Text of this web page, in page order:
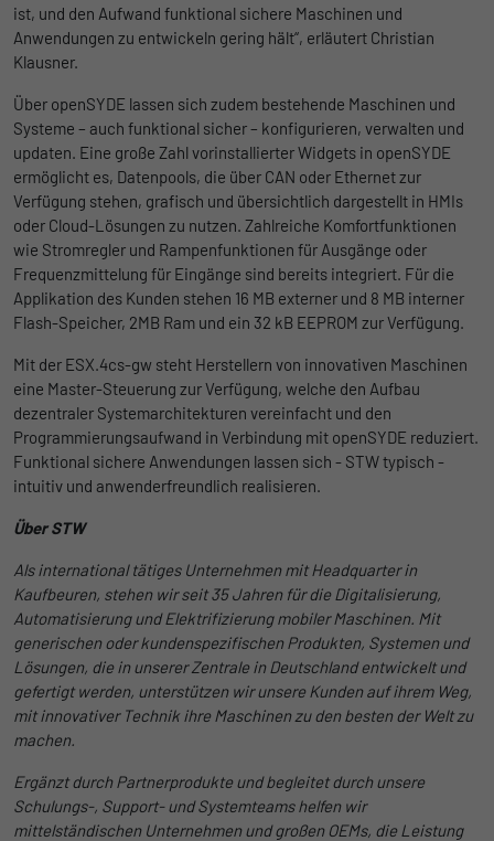
ist, und den Aufwand funktional sichere Maschinen und
Anwendungen zu entwickeln gering hält“, erläutert Christian
Klausner.
Über openSYDE lassen sich zudem bestehende Maschinen und
Systeme – auch funktional sicher – konfigurieren, verwalten und
updaten. Eine große Zahl vorinstallierter Widgets in openSYDE
ermöglicht es, Datenpools, die über CAN oder Ethernet zur
Verfügung stehen, grafisch und übersichtlich dargestellt in HMIs
oder Cloud-Lösungen zu nutzen. Zahlreiche Komfortfunktionen
wie Stromregler und Rampenfunktionen für Ausgänge oder
Frequenzmittelung für Eingänge sind bereits integriert. Für die
Applikation des Kunden stehen 16 MB externer und 8 MB interner
Flash-Speicher, 2MB Ram und ein 32 kB EEPROM zur Verfügung.
Mit der ESX.4cs-gw steht Herstellern von innovativen Maschinen
eine Master-Steuerung zur Verfügung, welche den Aufbau
dezentraler Systemarchitekturen vereinfacht und den
Programmierungsaufwand in Verbindung mit openSYDE reduziert.
Funktional sichere Anwendungen lassen sich - STW typisch -
intuitiv und anwenderfreundlich realisieren.
Über STW
Als international tätiges Unternehmen mit Headquarter in
Kaufbeuren, stehen wir seit 35 Jahren für die Digitalisierung,
Automatisierung und Elektrifizierung mobiler Maschinen. Mit
generischen oder kundenspezifischen Produkten, Systemen und
Lösungen, die in unserer Zentrale in Deutschland entwickelt und
gefertigt werden, unterstützen wir unsere Kunden auf ihrem Weg,
mit innovativer Technik ihre Maschinen zu den besten der Welt zu
machen.
Ergänzt durch Partnerprodukte und begleitet durch unsere
Schulungs-, Support- und Systemteams helfen wir
mittelständischen Unternehmen und großen OEMs, die Leistung